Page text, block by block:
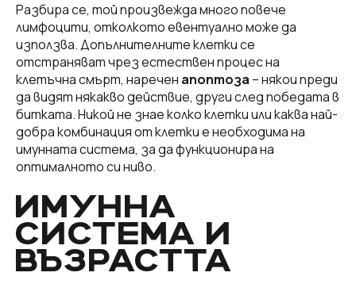
Разбира се, той произвежда много повече
лимфоцити, отколкото евентуално може да
използва. Допълнителните клетки се
отстраняват чрез естествен процес на
клетъчна смърт, наречен апоптоза – някои преди
да видят някакво действие, други след победата в
битката. Никой не знае колко клетки или каква най-
добра комбинация от клетки е необходима на
имунната система, за да функционира на
оптималното си ниво.
ИМУННА
СИСТЕМА И
ВЪЗРАСТТА